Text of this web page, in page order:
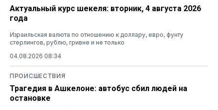
Актуальный курс шекеля: вторник, 4 августа 2026
года
Израильская валюта по отношению к доллару, евро, фунту
стерлингов, рублю, гривне и не только
04.08.2026 08:34
ПРОИСШЕСТВИЯ
Трагедия в Ашкелоне: автобус сбил людей на
остановке